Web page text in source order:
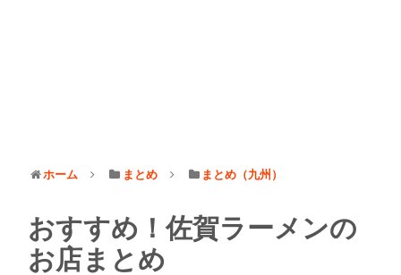
ホーム まとめ まとめ（九州）
おすすめ！佐賀ラーメンの
お店まとめ